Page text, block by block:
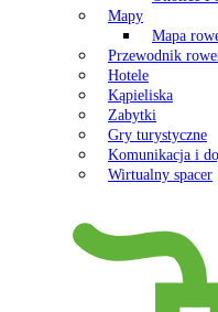
Mapy
Mapa
Przewodnik
Hotele
Kąpieliska
Zabytki
Gry turystyczne
Komunikacja i
Wirtualny spacer